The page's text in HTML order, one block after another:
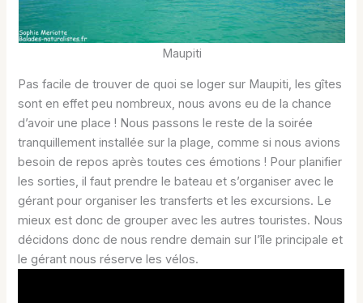
Maupiti
Pas facile de trouver de quoi se loger sur Maupiti, les gîtes
sont en effet peu nombreux, nous avons eu de la chance
d’avoir une place ! Nous passons le reste de la soirée
tranquillement installée sur la plage, comme si nous avions
besoin de repos après toutes ces émotions ! Pour planifier
les sorties, il faut prendre le bateau et s’organiser avec le
gérant pour organiser les transferts et les excursions. Le
mieux est donc de grouper avec les autres touristes. Nous
décidons donc de nous rendre demain sur l’île principale et
le gérant nous réserve les vélos.